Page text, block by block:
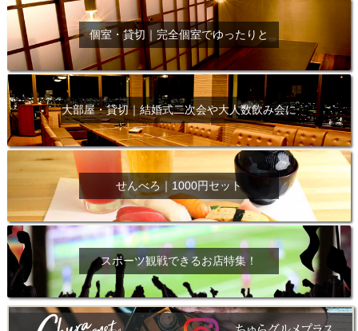
個室・貸切｜完全個室でゆったりと
大部屋・貸切｜結婚式二次会や大人数飲み会に
せんべろ｜1000円セット
スポーツ観戦できるお店特集！